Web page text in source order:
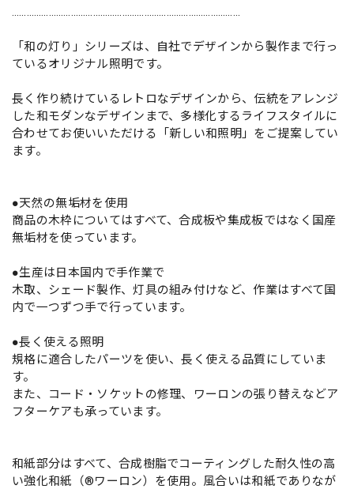
…………………………………………………………………………………
「和の灯り」シリーズは、自社でデザインから製作まで行っ
ているオリジナル照明です。
長く作り続けているレトロなデザインから、伝統をアレンジ
した和モダンなデザインまで、多様化するライフスタイルに
合わせてお使いいただける「新しい和照明」をご提案してい
ます。
●天然の無垢材を使用
商品の木枠についてはすべて、合成板や集成板ではなく国産
無垢材を使っています。
●生産は日本国内で手作業で
木取、シェード製作、灯具の組み付けなど、作業はすべて国
内で一つずつ手で行っています。
●長く使える照明
規格に適合したパーツを使い、長く使える品質にしていま
す。
また、コード・ソケットの修理、ワーロンの張り替えなどア
フターケアも承っています。
和紙部分はすべて、合成樹脂でコーティングした耐久性の高
い強化和紙（®ワーロン）を使用。風合いは和紙でありなが